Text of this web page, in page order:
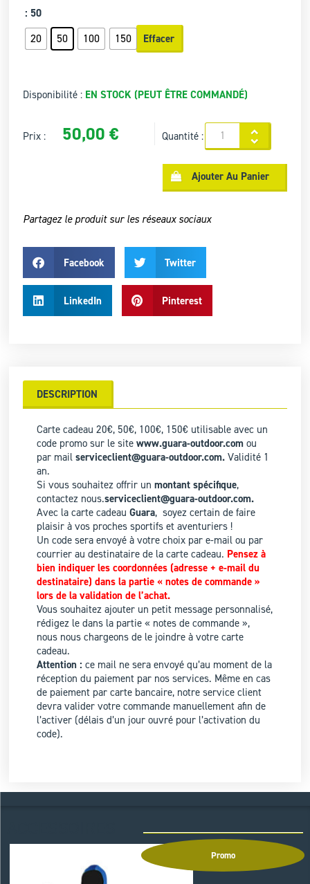
: 50
20 50 100 150 Effacer
Disponibilité : EN STOCK (PEUT ÊTRE COMMANDÉ)
Prix : 50,00€ Quantité :
Ajouter Au Panier
Partagez le produit sur les réseaux sociaux
Facebook Twitter
LinkedIn Pinterest
DESCRIPTION
Carte cadeau 20€, 50€, 100€, 150€ utilisable avec un
code promo sur le sitewww.guara-outdoor.com ou
par mailserviceclient@guara-outdoor.com.Validité 1
an.
Si vous souhaitez offrir unmontant spécifique,
contactez nous.serviceclient@guara-outdoor.com.
Avec la carte cadeauGuara, soyez certain de faire
plaisir à vos proches sportifs et aventuriers !
Un code sera envoyé à votre choix par e-mail ou par
courrier au destinataire de la carte cadeau. Pensez à
bien indiquer les coordonnées (adresse + e-mail du
destinataire) dans la partie « notes de commande »
lors de la validation de l’achat.
Vous souhaitez ajouter un petit message personnalisé,
rédigez le dans la partie « notes de commande »,
nous nous chargeons de le joindre à votre carte
cadeau.
Attention : ce mail ne sera envoyé qu’au moment de la
réception du paiement par nos services. Même en cas
de paiement par carte bancaire, notre service client
devra valider votre commande manuellement afin de
l’activer (délais d’un jour ouvré pour l’activation du
code).
Promo